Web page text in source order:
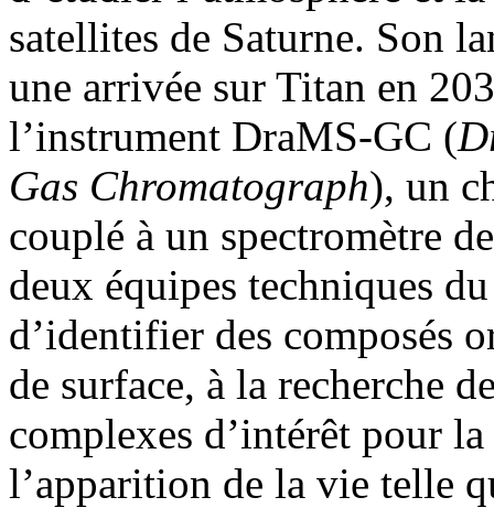
satellites de Saturne. Son
une arrivée sur Titan en
l’instrument DraMS-GC (
Gas Chromatograph), un
couplé à un spectromètre
deux équipes techniques
d’identifier des composés
de surface, à la recherche
complexes d’intérêt pour
l’apparition de la vie telle